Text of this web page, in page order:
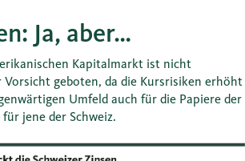
Ja, aber…
Kapitalmarkt ist nicht
Vorsicht geboten, da die Kursrisiken erhöht
Umfeld auch für die Papiere der
jene der Schweiz.